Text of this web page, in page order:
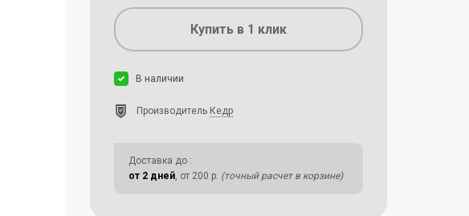
Купить в 1 клик
В наличии
Производитель Кедр
Доставка до :
от 2 дней, от 200 р. (точный расчет в корзине)